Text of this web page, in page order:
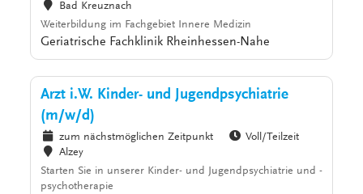
Bad Kreuznach
Weiterbildung im Fachgebiet Innere Medizin
Geriatrische Fachklinik Rheinhessen-Nahe
Arzt i.W. Kinder- und Jugendpsychiatrie
(m/w/d)
zum nächstmöglichen Zeitpunkt
Voll/Teilzeit
Alzey
Starten Sie in unserer Kinder- und Jugendpsychiatrie und -
psychotherapie